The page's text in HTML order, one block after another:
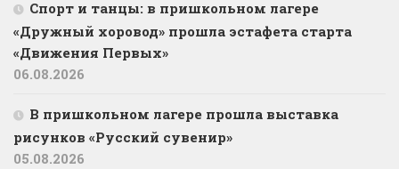
Спорт и танцы: в пришкольном лагере
«Дружный хоровод» прошла эстафета старта
«Движения Первых»
06.08.2026
В пришкольном лагере прошла выставка
рисунков «Русский сувенир»
05.08.2026